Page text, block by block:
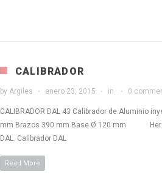
CALIBRADOR
by Argiles enero 23, 2015 in 0
CALIBRADOR DAL 43 Calibrador de Aluminio
mm Brazos 390 mm Base Ø 120 mm
DAL. Calibrador DAL
Read More